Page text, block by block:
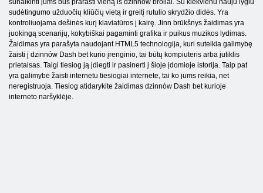
sunaikinti jums bus prarasti vieną iš dzinnów broliai. Su kiekvienu nauju lygiu
sudėtingumo užduočių kliūčių vietą ir greitį rutulio skrydžio didės. Yra
kontroliuojama dešinės kurį klaviatūros į kairę. Jinn brūkšnys žaidimas yra
juokingą scenarijų, kokybiškai pagaminti grafika ir puikus muzikos lydimas.
Žaidimas yra parašyta naudojant HTML5 technologija, kuri suteikia galimybę
žaisti į dzinnów Dash bet kurio įrenginio, tai būtų kompiuteris arba jutiklis
prietaisas. Taigi tiesiog ją įdiegti ir pasinerti į šioje įdomioje istorija. Taip pat
yra galimybė žaisti internetu tiesiogiai internete, tai ko jums reikia, net
neregistruoja. Tiesiog atidarykite žaidimas dzinnów Dash bet kurioje
interneto naršyklėje.